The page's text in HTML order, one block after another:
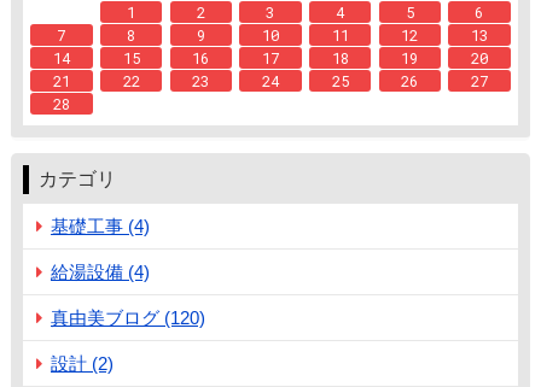
1
2 3 4 5
6
7
8 9 10 11 12
13
14
15 16 17 18 19
20
21
22 23 24 25 26
27
28
カテゴリ
基礎工事 (4)
給湯設備 (4)
真由美ブログ (120)
設計 (2)